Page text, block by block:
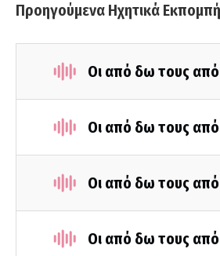
Προηγούμενα Ηχητικά
Οι από δω τους
Οι από δω τους
Οι από δω τους
Οι από δω τους